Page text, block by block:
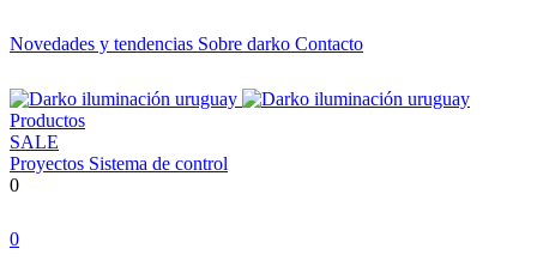
Novedades y tendencias Sobre darko Contacto
Productos
SALE
Proyectos Sistema de control
0
0